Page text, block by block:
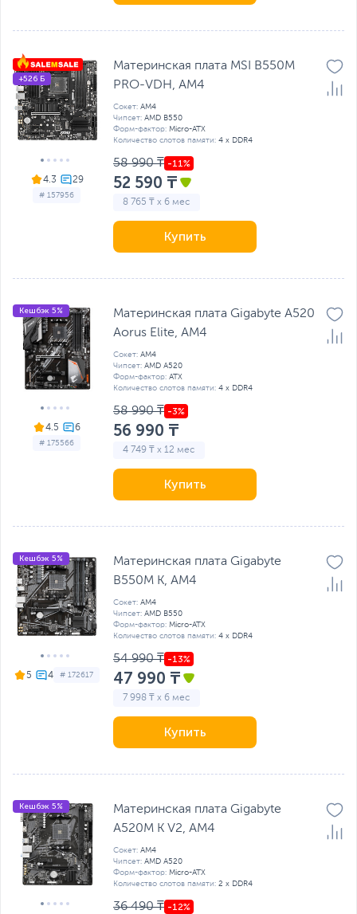
4.3
# 157956
+526 Б
Материнская плата MSI B550M
PRO-VDH, AM4
Сокет: AM4
Чипсет: AMD B550
Форм-фактор: Micro-ATX
Количество слотов памяти: 4 x DDR4
58 990 ₸
52 590 ₸
8 765 ₸ x 6 мес
Купить
4.5
# 175566
Кешбэк 5%
Материнская плата Gigabyte A520
Aorus Elite, AM4
Сокет: AM4
Чипсет: AMD A520
Форм-фактор: ATX
Количество слотов памяти: 4 x DDR4
58 990 ₸
56 990 ₸
4 749 ₸ x 12 мес
Купить
5 # 172617
Кешбэк 5%
Материнская плата Gigabyte
B550M K, AM4
Сокет: AM4
Чипсет: AMD B550
Форм-фактор: Micro-ATX
Количество слотов памяти: 4 x DDR4
54 990 ₸
47 990 ₸
7 998 ₸ x 6 мес
Купить
Кешбэк 5%
Материнская плата Gigabyte
A520M K V2, AM4
Сокет: AM4
Чипсет: AMD A520
Форм-фактор: Micro-ATX
Количество слотов памяти: 2 x DDR4
36 490 ₸